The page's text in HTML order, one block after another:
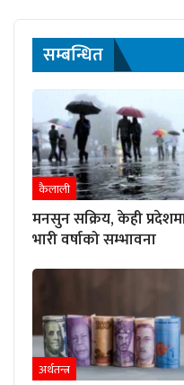
सम्बन्धित
कैलाली
मनसुन सक्रिय, केही
भारी वर्षाको सम्भावना
अर्थतन्त्र